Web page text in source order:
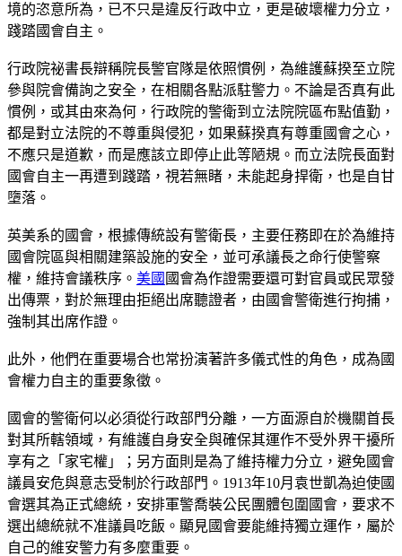
境的恣意所為，已不只是違反行政中立，更是破壞權力分立，
踐踏國會自主。
行政院祕書長辯稱院長警官隊是依照慣例，為維護蘇揆至立院
參與院會備詢之安全，在相關各點派駐警力。不論是否真有此
慣例，或其由來為何，行政院的警衛到立法院院區布點值勤，
都是對立法院的不尊重與侵犯，如果蘇揆真有尊重國會之心，
不應只是道歉，而是應該立即停止此等陋規。而立法院長面對
國會自主一再遭到踐踏，視若無睹，未能起身捍衛，也是自甘
墮落。
英美系的國會，根據傳統設有警衛長，主要任務即在於為維持
國會院區與相關建築設施的安全，並可承議長之命行使警察
權，維持會議秩序。 美國 國會為作證需要還可對官員或民眾發
出傳票，對於無理由拒絕出席聽證者，由國會警衛進行拘捕，
強制其出席作證。
此外，他們在重要場合也常扮演著許多儀式性的角色，成為國
會權力自主的重要象徵。
國會的警衛何以必須從行政部門分離，一方面源自於機關首長
對其所轄領域，有維護自身安全與確保其運作不受外界干擾所
享有之「家宅權」；另方面則是為了維持權力分立，避免國會
議員安危與意志受制於行政部門。1913年10月袁世凱為迫使國
會選其為正式總統，安排軍警喬裝公民團體包圍國會，要求不
選出總統就不准議員吃飯。顯見國會要能維持獨立運作，屬於
自己的維安警力有多麼重要。